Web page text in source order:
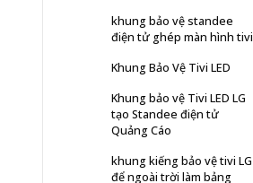
khung bảo vệ standee
điện tử ghép màn hình tivi
Khung Bảo Vệ Tivi LED
Khung bảo vệ Tivi LED LG
tạo Standee điện tử
Quảng Cáo
khung kiếng bảo vệ tivi LG
để ngoài trời làm bảng